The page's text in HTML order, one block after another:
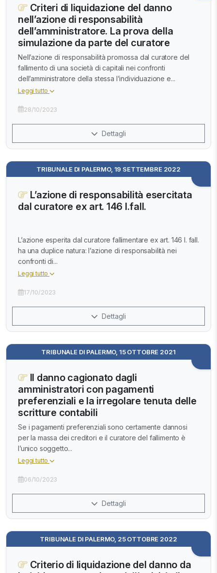
Criteri di liquidazione del danno
nell’azione di responsabilità
dell’amministratore. La prova della
simulazione da parte del curatore
Nell’azione di responsabilità promossa dal curatore del
fallimento di una società di capitali nei confronti
dell’amministratore della stessa l’individuazione e...
Leggi tutto
28/10/2023
Dettagli
TRIBUNALE DI PALERMO, 19 SETTEMBRE 2022
L’azione di responsabilità esercitata
dal curatore ex art. 146 l.fall.
L’azione esperita dal curatore fallimentare ex art. 146 l. fall.
ha una duplice natura: l’azione di responsabilità nei
confronti di...
Leggi tutto
17/10/2023
Dettagli
TRIBUNALE DI PALERMO, 15 OTTOBRE 2021
Il danno cagionato dagli
amministratori con pagamenti
preferenziali e la irregolare tenuta delle
scritture contabili
Se i pagamenti preferenziali sono certamente dannosi
per la massa dei creditori e il curatore del fallimento è
l’unico soggetto...
Leggi tutto
06/10/2023
Dettagli
TRIBUNALE DI PALERMO, 25 OTTOBRE 2022
Criterio di liquidazione del danno da